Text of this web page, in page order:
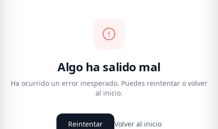
Algo ha salido mal
Ha ocurrido un error inesperado. Puedes reintentar o volver
al inicio.
Reintentar Volver al inicio